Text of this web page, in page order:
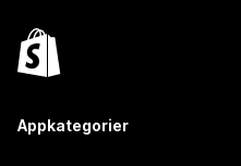
Appkategorier